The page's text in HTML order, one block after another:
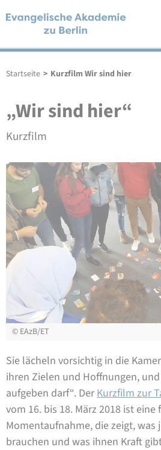
Startseite > Kurzfilm Wir sind hier
„Wir sind hier“
Kurzfilm
© EAzB/ET
Sie lächeln vorsichtig in die
ihren Zielen und Hoffnungen,
aufgeben darf“. Der Kurzfilm zur
vom 16. bis 18. März 2018 ist
Momentaufnahme, die zeigt, was
brauchen und was ihnen Kraft